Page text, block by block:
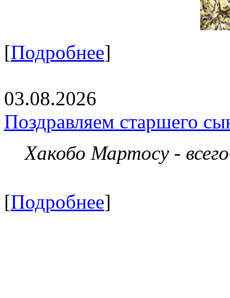
[Подробнее]
03.08.2026
Поздравляем старшего
Хакобо Мартосу -
[Подробнее]